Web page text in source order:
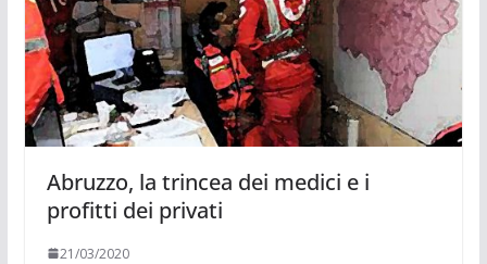
Abruzzo, la trincea dei medici e i
profitti dei privati
21/03/2020